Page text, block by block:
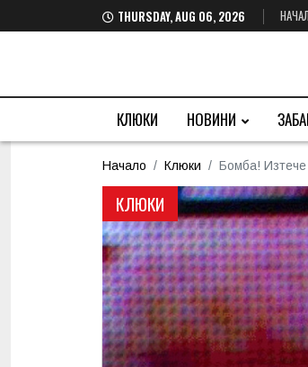
THURSDAY, AUG 06, 2026
КЛЮКИ НОВИНИ
Начало Клюки Бомба!
КЛЮКИ